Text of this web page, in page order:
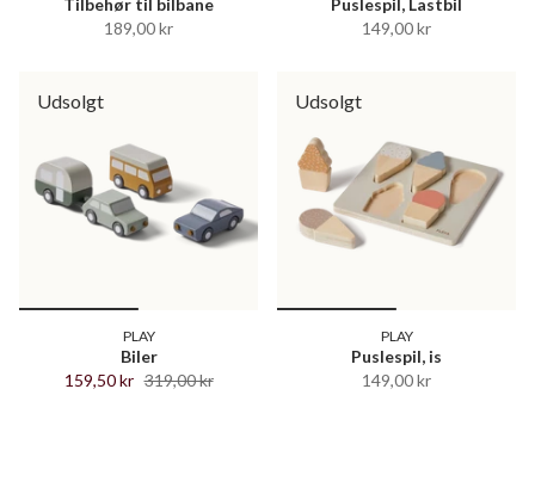
189,00 kr
149,00 kr
Udsolgt
PLAY
Biler
159,50 kr 319,00 kr
Udsolgt
PLAY
Puslespil, is
149,00 kr